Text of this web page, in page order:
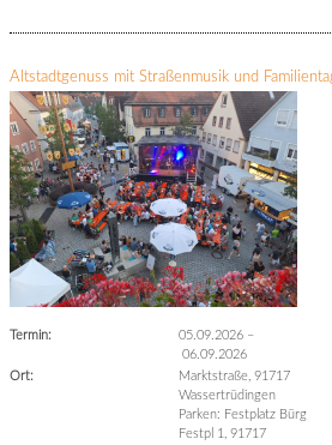
Altstadtgenuss mit Straßenmusik und
Termin: 05.09.2026 –
06.09.2026
Ort:
Marktstraße, 91717
Wassertrüdingen
Parken: Festplatz Bürg
Festpl 1, 91717